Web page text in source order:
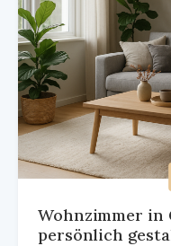
Wohnzimmer in
persönlich